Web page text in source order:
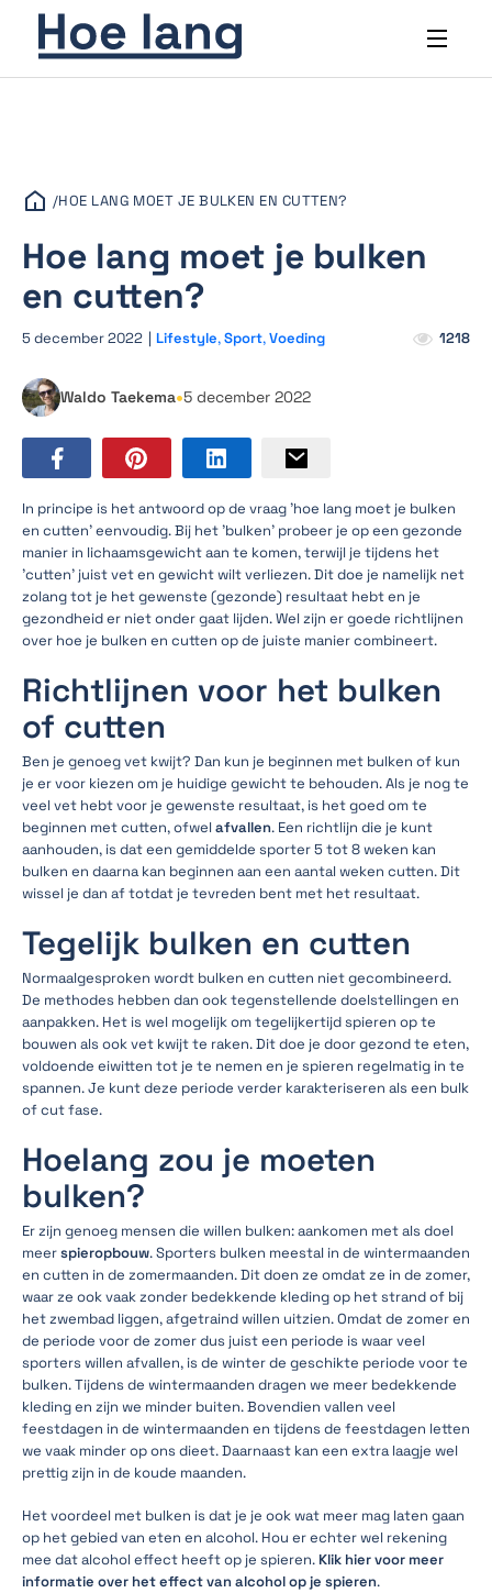
/HOE LANG MOET JE BULKEN EN CUTTEN?
Hoe lang moet je bulken
en cutten?
5 december 2022 | Lifestyle,Sport,Voeding 1218
Waldo Taekema•5 december 2022
In principe is het antwoord op de vraag 'hoe lang moet je bulken
en cutten' eenvoudig. Bij het 'bulken' probeer je op een gezonde
manier in lichaamsgewicht aan te komen, terwijl je tijdens het
'cutten' juist vet en gewicht wilt verliezen. Dit doe je namelijk net
zolang tot je het gewenste (gezonde) resultaat hebt en je
gezondheid er niet onder gaat lijden. Wel zijn er goede richtlijnen
over hoe je bulken en cutten op de juiste manier combineert.
Richtlijnen voor het bulken
of cutten
Ben je genoeg vet kwijt? Dan kun je beginnen met bulken of kun
je er voor kiezen om je huidige gewicht te behouden. Als je nog te
veel vet hebt voor je gewenste resultaat, is het goed om te
beginnen met cutten, ofwelafvallen. Een richtlijn die je kunt
aanhouden, is dat een gemiddelde sporter 5 tot 8 weken kan
bulken en daarna kan beginnen aan een aantal weken cutten. Dit
wissel je dan af totdat je tevreden bent met het resultaat.
Tegelijk bulken en cutten
Normaalgesproken wordt bulken en cutten niet gecombineerd.
De methodes hebben dan ook tegenstellende doelstellingen en
aanpakken. Het is wel mogelijk om tegelijkertijd spieren op te
bouwen als ook vet kwijt te raken. Dit doe je door gezond te eten,
voldoende eiwitten tot je te nemen en je spieren regelmatig in te
spannen. Je kunt deze periode verder karakteriseren als een bulk
of cut fase.
Hoelang zou je moeten
bulken?
Er zijn genoeg mensen die willen bulken: aankomen met als doel
meerspieropbouw. Sporters bulken meestal in de wintermaanden
en cutten in de zomermaanden. Dit doen ze omdat ze in de zomer,
waar ze ook vaak zonder bedekkende kleding op het strand of bij
het zwembad liggen, afgetraind willen uitzien. Omdat de zomer en
de periode voor de zomer dus juist een periode is waar veel
sporters willen afvallen, is de winter de geschikte periode voor te
bulken. Tijdens de wintermaanden dragen we meer bedekkende
kleding en zijn we minder buiten. Bovendien vallen veel
feestdagen in de wintermaanden en tijdens de feestdagen letten
we vaak minder op ons dieet. Daarnaast kan een extra laagje wel
prettig zijn in de koude maanden.
Het voordeel met bulken is dat je je ook wat meer mag laten gaan
op het gebied van eten en alcohol. Hou er echter wel rekening
mee dat alcohol effect heeft op je spieren.Klik hier voor meer
informatie over het effect van alcohol op je spieren.